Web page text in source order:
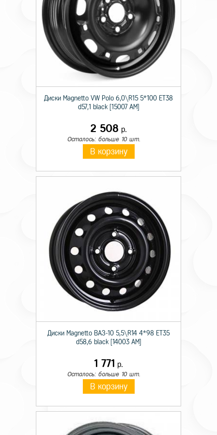
Диски Magnetto VW Polo 6,0\R15 5*100 ET38
d57,1 black [15007 AM]
2 508 р.
Осталось: больше 10 шт.
В корзину
Диски Magnetto ВАЗ-10 5,5\R14 4*98 ET35
d58,6 black [14003 AM]
1 771 р.
Осталось: больше 10 шт.
В корзину